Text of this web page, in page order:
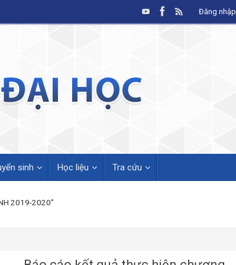
Đăng nhập
sinh Học liệu Tra cứu
2019-2020"